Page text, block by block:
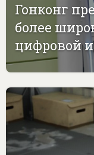
Гонконг
более
цифровой